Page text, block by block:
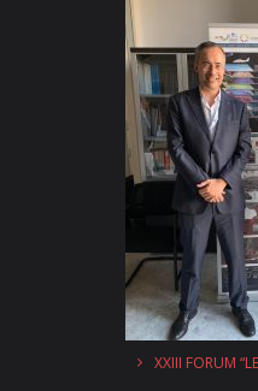
XXIII FORUM